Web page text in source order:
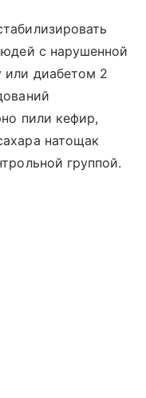
с нарушенной
или диабетом 2
пили кефир,
натощак
группой.